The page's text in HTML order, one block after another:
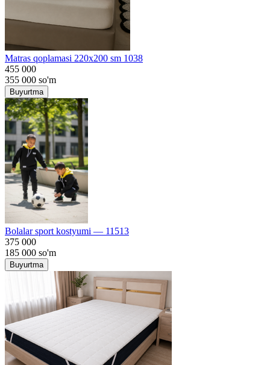
Matras qoplamasi 220x200 sm 1038
455 000
355 000 so'm
Buyurtma
Bolalar sport kostyumi — 11513
375 000
185 000 so'm
Buyurtma